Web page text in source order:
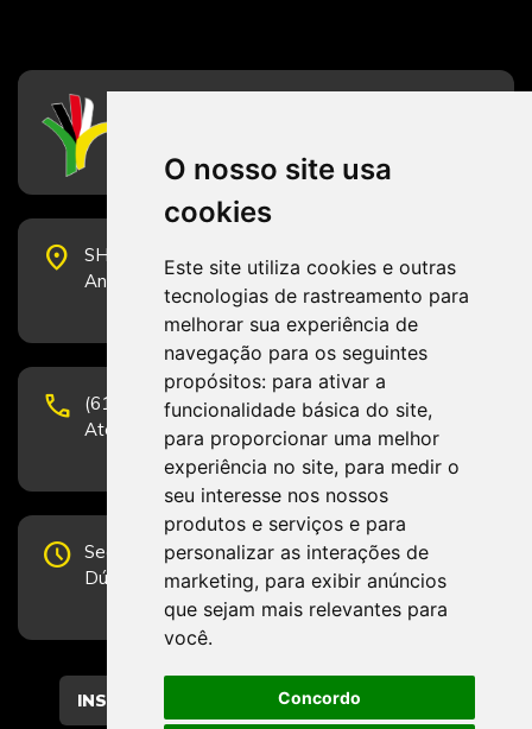
O nosso site usa
cookies
Este site utiliza cookies e outras
tecnologias de rastreamento para
melhorar sua experiência de
navegação para os seguintes
propósitos: para ativar a
funcionalidade básica do site,
para proporcionar uma melhor
experiência no site, para medir o
seu interesse nos nossos
produtos e serviços e para
personalizar as interações de
marketing, para exibir anúncios
que sejam mais relevantes para
você.
Concordo
place
SHS Quadra 6, Bloco E, Complexo Brasil 21, 20º
Andar, Sala 2001 - CEP 70322-915 - Brasília/DF
phone
(61) 3223-1652 e (61) 98131-3801.
Atendimento por telefone em horário comercial
schedule Segunda-feira a Sexta-feira de 12h às 19h.
Dúvidas e sugestões pelo Fale Conosco.